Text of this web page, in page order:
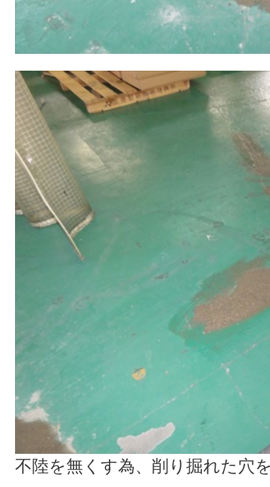
不陸を無くす為、削り掘れた穴